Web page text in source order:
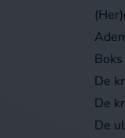
De
De
De